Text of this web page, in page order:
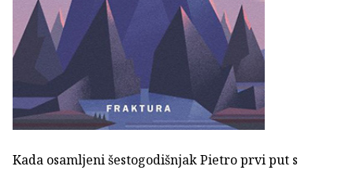
Kada osamljeni šestogodišnjak Pietro prvi put s